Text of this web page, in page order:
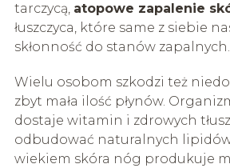
tarczycą, atopowe zapalenie
łuszczyca, które same z siebie
skłonność do stanów zapalnych.
Wielu osobom szkodzi też
zbyt mała ilość płynów.
dostaje witamin i zdrowych
odbudować naturalnych lipidów
wiekiem skóra nóg produkuje